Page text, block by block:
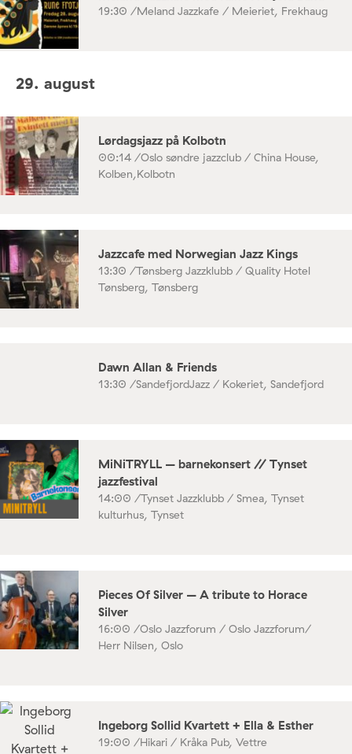
19:30 /Meland Jazzkafe / Meieriet, Frekhaug
29. august
Lørdagsjazz på Kolbotn
00:14 /Oslo søndre jazzclub / China House,
Kolben,Kolbotn
Jazzcafe med Norwegian Jazz Kings
13:30 /Tønsberg Jazzklubb / Quality Hotel
Tønsberg, Tønsberg
Dawn Allan & Friends
13:30 /SandefjordJazz / Kokeriet, Sandefjord
MiNiTRYLL – barnekonsert // Tynset
jazzfestival
14:00 /Tynset Jazzklubb / Smea, Tynset
kulturhus, Tynset
Pieces Of Silver – A tribute to Horace
Silver
16:00 /Oslo Jazzforum / Oslo Jazzforum/
Herr Nilsen, Oslo
Ingeborg Sollid Kvartett + Ella & Esther
19:00 /Hikari / Kråka Pub, Vettre